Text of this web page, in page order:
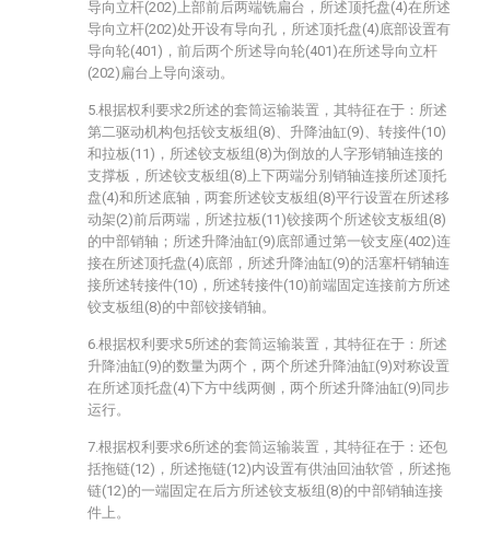
导向立杆(202)上部前后两端铣扁台，所述顶托盘(4)在所述
导向立杆(202)处开设有导向孔，所述顶托盘(4)底部设置有
导向轮(401)，前后两个所述导向轮(401)在所述导向立杆
(202)扁台上导向滚动。
5.根据权利要求2所述的套筒运输装置，其特征在于：所述
第二驱动机构包括铰支板组(8)、升降油缸(9)、转接件(10)
和拉板(11)，所述铰支板组(8)为倒放的人字形销轴连接的
支撑板，所述铰支板组(8)上下两端分别销轴连接所述顶托
盘(4)和所述底轴，两套所述铰支板组(8)平行设置在所述移
动架(2)前后两端，所述拉板(11)铰接两个所述铰支板组(8)
的中部销轴；所述升降油缸(9)底部通过第一铰支座(402)连
接在所述顶托盘(4)底部，所述升降油缸(9)的活塞杆销轴连
接所述转接件(10)，所述转接件(10)前端固定连接前方所述
铰支板组(8)的中部铰接销轴。
6.根据权利要求5所述的套筒运输装置，其特征在于：所述
升降油缸(9)的数量为两个，两个所述升降油缸(9)对称设置
在所述顶托盘(4)下方中线两侧，两个所述升降油缸(9)同步
运行。
7.根据权利要求6所述的套筒运输装置，其特征在于：还包
括拖链(12)，所述拖链(12)内设置有供油回油软管，所述拖
链(12)的一端固定在后方所述铰支板组(8)的中部销轴连接
件上。